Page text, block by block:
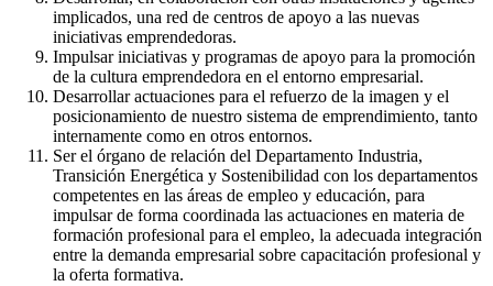
implicados, una red de centros de apoyo a las nuevas
iniciativas emprendedoras.
Impulsar iniciativas y programas de apoyo para la promoción
de la cultura emprendedora en el entorno empresarial.
Desarrollar actuaciones para el refuerzo de la imagen y el
posicionamiento de nuestro sistema de emprendimiento, tanto
internamente como en otros entornos.
Ser el órgano de relación del Departamento Industria,
Transición Energética y Sostenibilidad con los departamentos
competentes en las áreas de empleo y educación, para
impulsar de forma coordinada las actuaciones en materia de
formación profesional para el empleo, la adecuada integración
entre la demanda empresarial sobre capacitación profesional y
la oferta formativa.